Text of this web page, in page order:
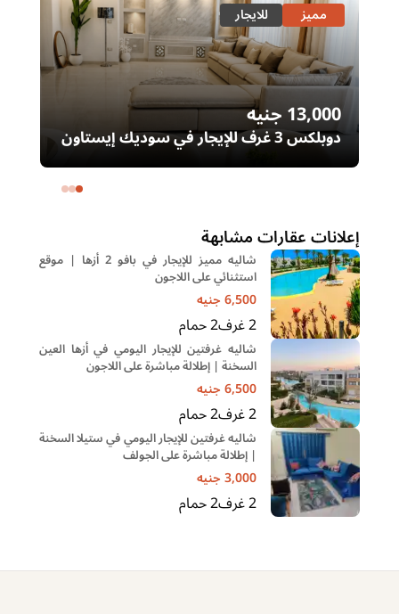
مميز للايجار
13,000جنيه
دوبلكس 3 غرف للإيجار في سوديك إيستاون
– التجمع الخامس | غرفة ناني
إعلانات عقارات مشابهة
شاليه مميز للإيجار في بافو 2 أزها | موقع
استثنائي على اللاجون
6,500جنيه
2غرف2حمام
شاليه غرفتين للإيجار اليومي في أزها العين
السخنة | إطلالة مباشرة على اللاجون
6,500جنيه
2غرف2حمام
شاليه غرفتين للإيجار اليومي في ستيلا السخنة
| إطلالة مباشرة على الجولف
3,000جنيه
2غرف2حمام